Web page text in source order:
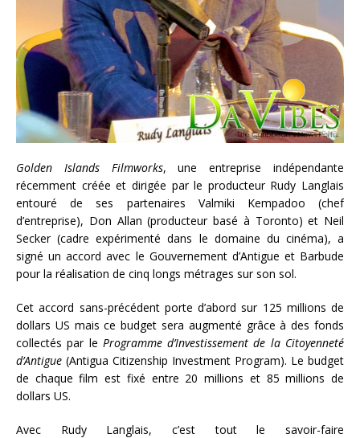
Golden Islands Filmworks, une entreprise indépendante
récemment créée et dirigée par le producteur Rudy Langlais
entouré de ses partenaires Valmiki Kempadoo (chef
d’entreprise), Don Allan (producteur basé à Toronto) et Neil
Secker (cadre expérimenté dans le domaine du cinéma), a
signé un accord avec le Gouvernement d’Antigue et Barbude
pour la réalisation de cinq longs métrages sur son sol.
Cet accord sans-précédent porte d’abord sur 125 millions de
dollars US mais ce budget sera augmenté grâce à des fonds
collectés par le Programme d’Investissement de la Citoyenneté
d’Antigue (Antigua Citizenship Investment Program). Le budget
de chaque film est fixé entre 20 millions et 85 millions de
dollars US.
Avec Rudy Langlais, c’est tout le savoir-faire